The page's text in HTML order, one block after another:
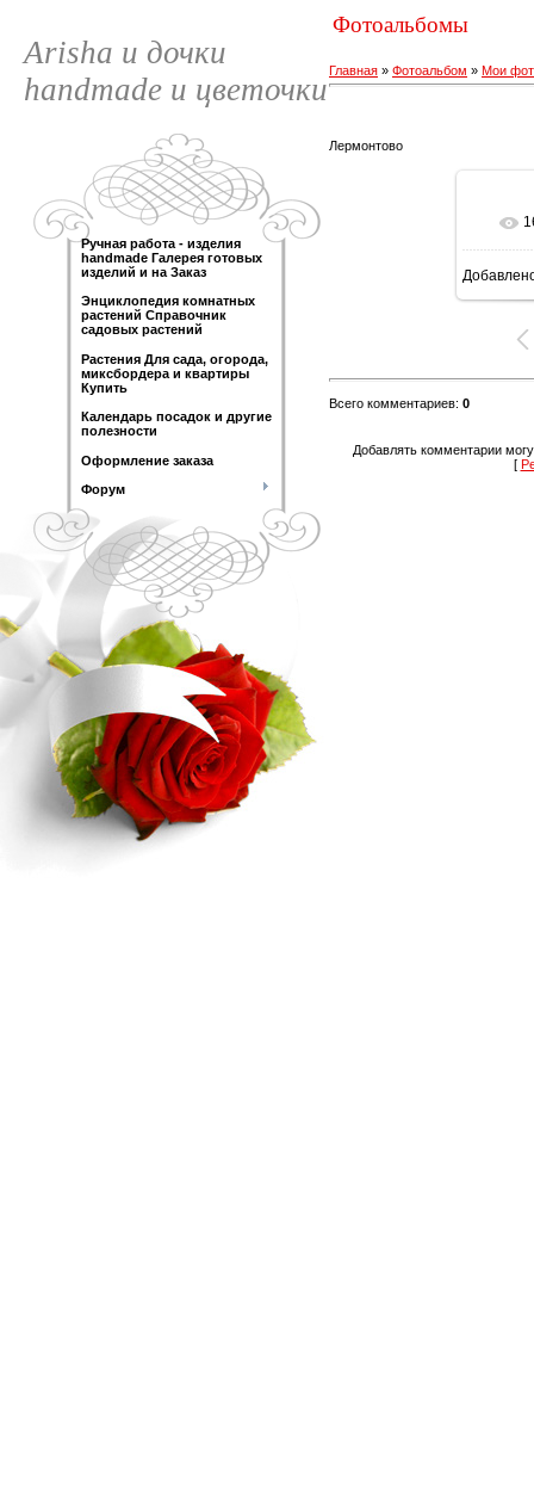
Arisha и дочки
handmade и цветочки
Ручная работа - изделия
handmade Галерея готовых
изделий и на Заказ
Энциклопедия комнатных
растений Справочник
садовых растений
Растения Для сада, огорода,
миксбордера и квартиры
Купить
Календарь посадок и другие
полезности
Оформление заказа
Форум
Фотоальбомы
Главная » Фотоальбом » Мои
Лермонтово
Всего комментариев: 0
Добавлять комментарии
[